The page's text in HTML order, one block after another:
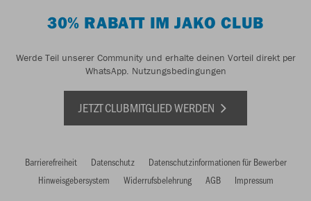
30% RABATT IM JAKO CLUB
Werde Teil unserer Community und erhalte deinen Vorteil direkt per
WhatsApp. Nutzungsbedingungen
JETZT CLUBMITGLIED WERDEN
Barrierefreiheit Datenschutz
Datenschutzinformationen für Bewerber
Hinweisgebersystem
Widerrufsbelehrung AGB Impressum